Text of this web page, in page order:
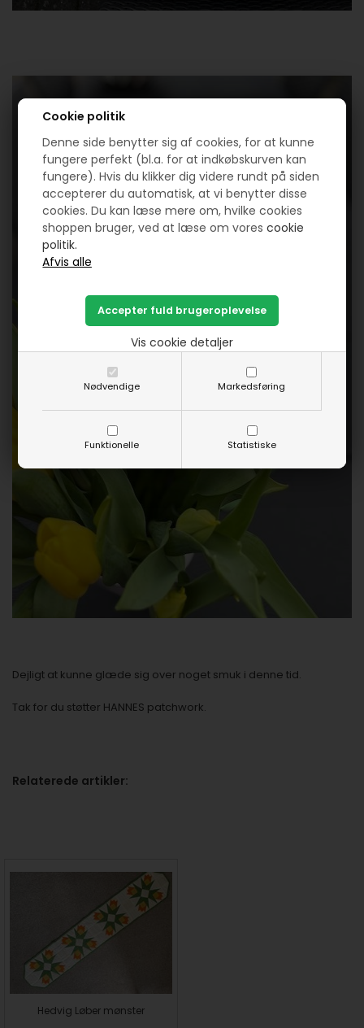
Cookie politik
Denne side benytter sig af cookies, for at kunne
fungere perfekt (bl.a. for at indkøbskurven kan
fungere). Hvis du klikker dig videre rundt på siden
accepterer du automatisk, at vi benytter disse
cookies. Du kan læse mere om, hvilke cookies
shoppen bruger, ved at læse om vorescookie
politik.
Nødvendige Markedsføring
Funktionelle Statistiske
Vis cookie detaljer
Dejligt at kunne glæde sig over noget smuk i denne tid.
Tak for du støtter HANNES patchwork.
Relaterede artikler:
Hedvig Løber mønster